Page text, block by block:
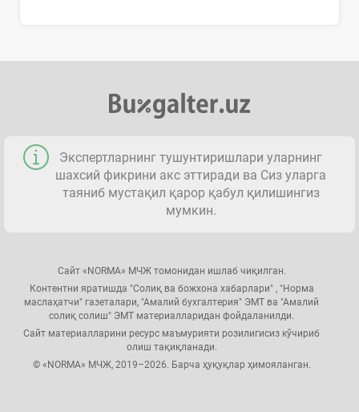
Экспертларнинг тушунтиришлари уларнинг
шахсий фикрини акс эттиради ва Сиз уларга
таяниб мустақил қарор қабул қилишингиз
мумкин.
Сайт «NORMA» МЧЖ томонидан ишлаб чиқилган.
Контентни яратишда "Солиқ ва божхона хабарлари" , "Норма
маслаҳатчи" газеталари, "Амалий бухгалтерия" ЭМТ ва "Амалий
солиқ солиш" ЭМТ материалларидан фойдаланилди.
Сайт материалларини ресурс маъмурияти розилигисиз кўчириб
олиш тақиқланади.
© «NORMA» МЧЖ, 2019–2026. Барча ҳуқуқлар ҳимояланган.